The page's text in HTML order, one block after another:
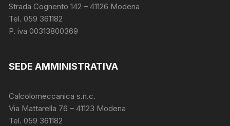
Strada Cognento 142 – 41126 Modena
Tel. 059 361182
P. iva 00313800369
SEDE AMMINISTRATIVA
Calcolomeccanica s.n.c.
Via Mattarella 76 – 41123 Modena
Tel. 059 361182